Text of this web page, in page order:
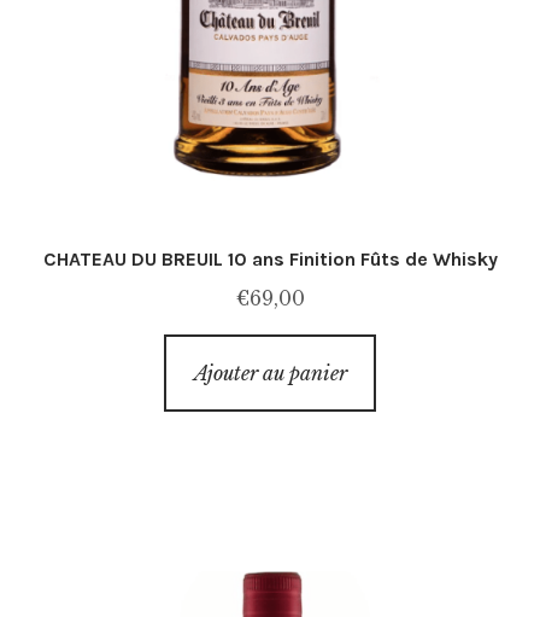
CHATEAU DU BREUIL 10 ans Finition Fûts de Whisky
€69,00
Ajouter au panier